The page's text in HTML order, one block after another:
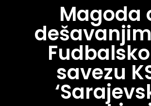
Magoda
savezu